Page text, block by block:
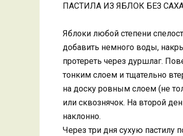
ПАСТИЛА ИЗ ЯБЛОК БЕЗ
Яблоки любой степени
добавить немного воды,
протереть через дуршлаг.
тонким слоем и тщательно
на доску ровным слоем (не
или сквознячок. На второй
наклонно.
Через три дня сухую пастилу